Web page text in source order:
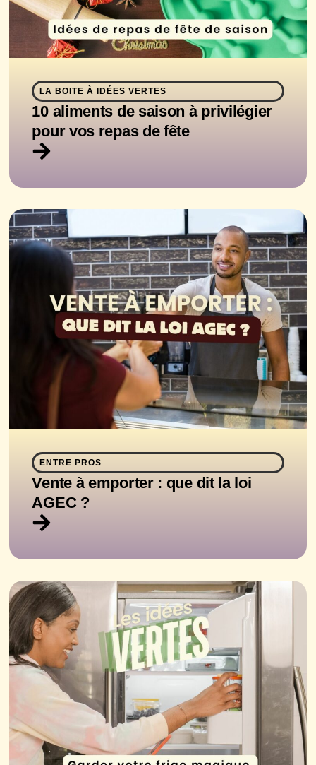
LA BOITE À IDÉES VERTES
10 aliments de saison à privilégier
pour vos repas de fête
ENTRE PROS
Vente à emporter : que dit la loi
AGEC ?